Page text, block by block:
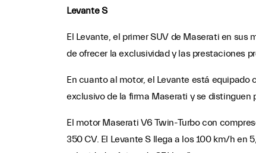
Levante S
El Levante, el primer SUV de Maserati en
de ofrecer la exclusividad y las prestaciones
En cuanto al motor, el Levante está
exclusivo de la firma Maserati y se
El motor Maserati V6 Twin-Turbo con
350 CV. El Levante S llega a los 100 km/h